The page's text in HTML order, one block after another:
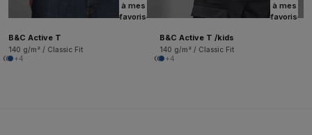
à mes
favoris
B&C Active T
140 g/m² / Classic Fit
+4
à mes
favoris
B&C Active T /kids
140 g/m² / Classic Fit
+4